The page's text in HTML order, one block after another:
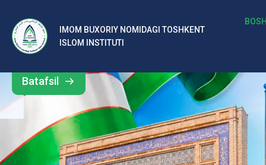
IMOM BUXORIY NOMIDAGI TOSHKENT
ISLOM INSTITUTI
b
al
ar
o‘
rt
Barcha
yangiliklar
Batafsil